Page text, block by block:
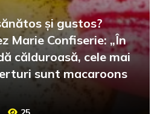
și gustos?
Marie Confiserie: „În
călduroasă, cele mai
sunt macaroons